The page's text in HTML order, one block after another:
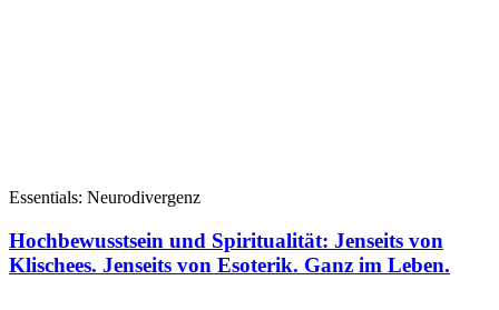
Essentials: Neurodivergenz
Hochbewusstsein und Spiritualität: Jenseits von
Klischees. Jenseits von Esoterik. Ganz im Leben.